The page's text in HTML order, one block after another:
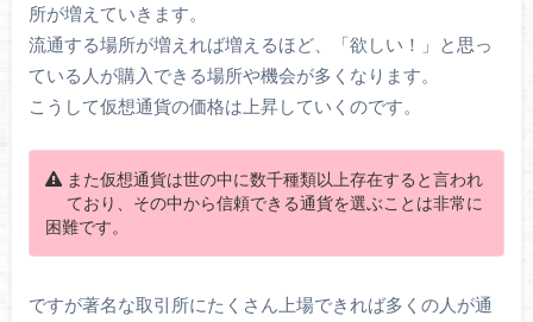
所が増えていきます。
流通する場所が増えれば増えるほど、「欲しい！」と思っ
ている人が購入できる場所や機会が多くなります。
こうして仮想通貨の価格は上昇していくのです。
また仮想通貨は世の中に数千種類以上存在すると言われ
ており、その中から信頼できる通貨を選ぶことは非常に
困難です。
ですが著名な取引所にたくさん上場できれば多くの人が通